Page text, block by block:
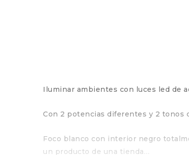
Iluminar ambientes con luces led de
Con 2 potencias diferentes y 2 tonos
Foco blanco con interior negro
un producto de una tienda…